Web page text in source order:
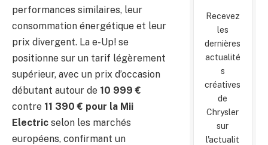
performances similaires, leur
consommation énergétique et leur
prix divergent. La e-Up! se
positionne sur un tarif légèrement
supérieur, avec un prix d’occasion
débutant autour de 10 999 €
contre 11 390 € pour la Mii
Electric selon les marchés
européens, confirmant un
Recevez
les
dernières
actualité
s
créatives
de
Chrysler
sur
l'actualit